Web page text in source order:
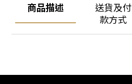
商品描述
送貨及付
款方式